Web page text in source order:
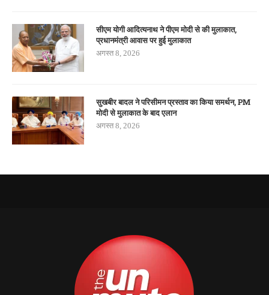
सीएम योगी आदित्यनाथ ने पीएम मोदी से की मुलाकात,
प्रधानमंत्री आवास पर हुई मुलाकात
अगस्त 8, 2026
सुखबीर बादल ने परिसीमन प्रस्ताव का किया समर्थन, PM
मोदी से मुलाकात के बाद एलान
अगस्त 8, 2026